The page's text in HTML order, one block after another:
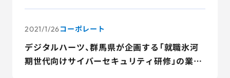
2021/1/26コーポレート
デジタルハーツ、群馬県が企画する「就職氷河
期世代向けサイバーセキュリティ研修」の業務